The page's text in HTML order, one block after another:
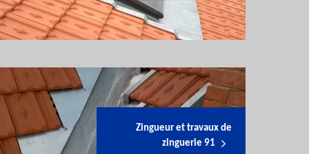
Zingueur et travaux de
zinguerie 91